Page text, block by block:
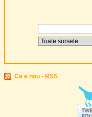
Ce e nou - RSS